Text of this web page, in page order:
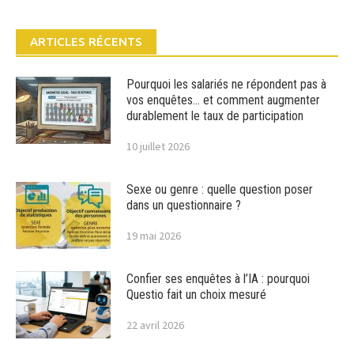
ARTICLES RÉCENTS
Pourquoi les salariés ne répondent pas à
vos enquêtes… et comment augmenter
durablement le taux de participation
10 juillet 2026
Sexe ou genre : quelle question poser
dans un questionnaire ?
19 mai 2026
Confier ses enquêtes à l’IA : pourquoi
Questio fait un choix mesuré
22 avril 2026